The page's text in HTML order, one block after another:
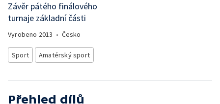
Závěr pátého finálového
turnaje základní části
Vyrobeno 2013 • Česko
Sport Amatérský sport
Přehled dílů